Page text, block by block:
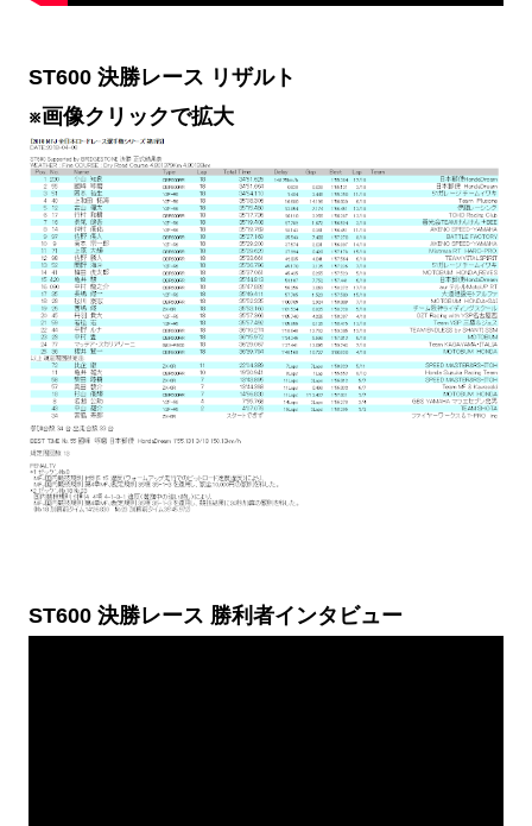
ST600 決勝レース リザルト
※画像クリックで拡大
ST600 決勝レース 勝利者インタビュー